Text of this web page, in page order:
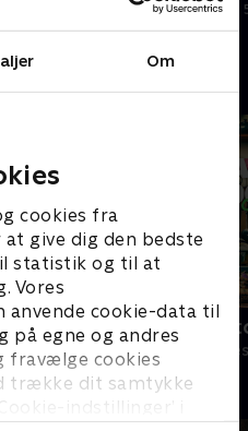
Om
cookies fra
give dig den bedste
statistik og til at
Vores
anvende cookie-data til
egne og andres
fravælge cookies
trække dit samtykke
indstillinger’ i
5. april 2024 • 13 min
Tabitas
Komedie • 1